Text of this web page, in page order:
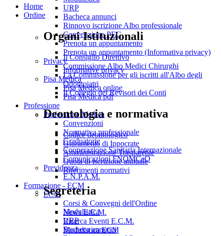
Home
Ordine
Organi Istituzionali
Il Consiglio Direttivo
Commissione Albo Medici Chirurghi
La Commissione per gli iscritti all'Albo degli
Odontoiatri
Il Collegio dei Revisori dei Conti
Deontologia e normativa
Codice deontologico
Giuramento di Ippocrate
Amministrazione Trasparente
Quota di iscrizione annuale
Riferimenti normativi
Segreteria
Modulistica
URP
Bacheca annunci
URP
Bacheca annunci
Rinnovo iscrizione Albo professionale
Convenzione PEC
Prenota un appuntamento
Prenota un appuntamento (Informativa privacy)
Privacy
Informative privacy
Pisa Medica
Pisa Medica online
Pisa Medica pdf
Professione
Professione Medica
Convenzioni
Normativa professionale
Graduatorie
Cooperazione Sanitaria Internazionale
Comunicazioni FNOMCeO
Previdenza
E.N.P.A.M.
Formazione - ECM
ECM
Corsi & Convegni dell'Ordine
News E.C.M.
Ricerca Eventi E.C.M.
Modulistica ECM